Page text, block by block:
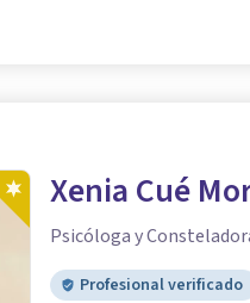
Xenia Cué
Psicóloga y
Profesional verificado